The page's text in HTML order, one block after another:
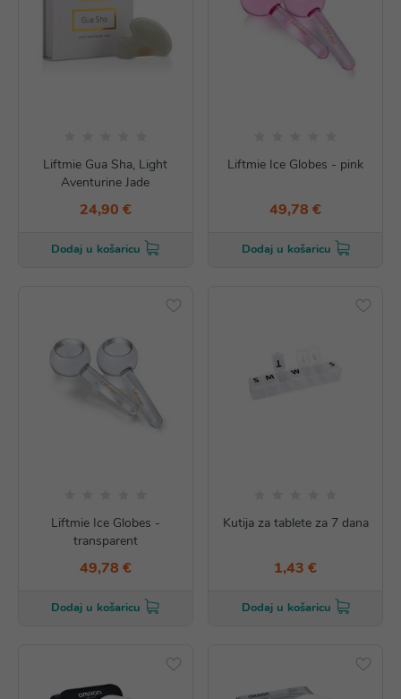
Liftmie Gua Sha, Light
Aventurine Jade
24,90 €
Dodaj u košaricu
Liftmie Ice Globes - pink
49,78 €
Dodaj u košaricu
Liftmie Ice Globes -
transparent
49,78 €
Dodaj u košaricu
Kutija za tablete za 7 dana
1,43 €
Dodaj u košaricu